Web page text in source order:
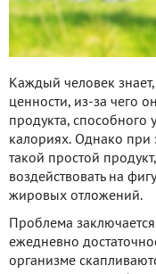
Каждый человек
ценности, из-за чего
продукта, способного
калориях. Однако при
такой простой
воздействовать на
жировых отложений.
Проблема
ежедневно
организме